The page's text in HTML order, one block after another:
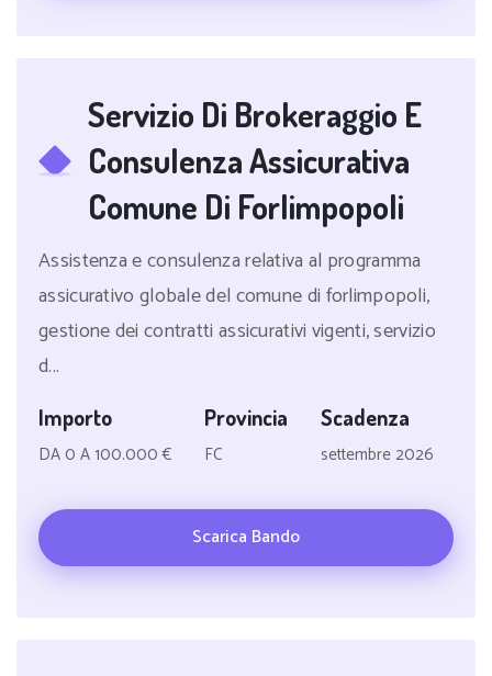
Servizio Di Brokeraggio E
Consulenza Assicurativa
Comune Di Forlimpopoli
Assistenza e consulenza relativa al programma
assicurativo globale del comune di forlimpopoli,
gestione dei contratti assicurativi vigenti, servizio
d...
Importo
DA 0 A 100.000 €
Provincia
FC
Scadenza
settembre 2026
Scarica Bando